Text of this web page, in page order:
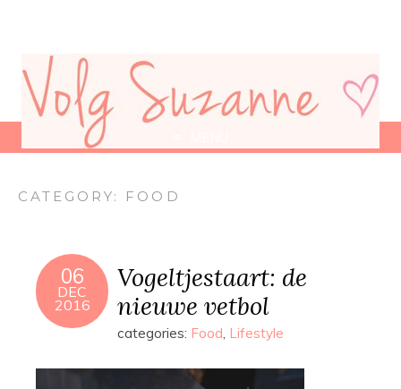
CATEGORY: FOOD
06
DEC
2016
Vogeltjestaart: de
nieuwe vetbol
categories: Food, Lifestyle